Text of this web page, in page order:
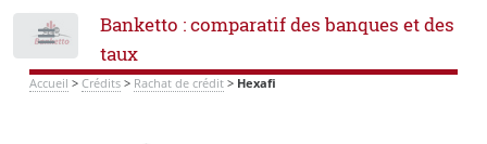
Banketto : comparatif des banques et des
taux
Accueil > Crédits> Rachat de crédit> Hexafi